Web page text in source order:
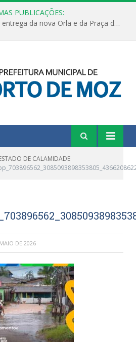
PUBLICAÇÕES:
Últimos detalhes para a entrega da nova Orla e da Praça do Praião
DE CALAMIDADE
DE 2026